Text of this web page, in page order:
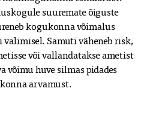
suuremate õiguste
kogukonna võimalus
Samuti väheneb risk,
või vallandatakse ametist
võimu huve silmas pidades
arvamust.